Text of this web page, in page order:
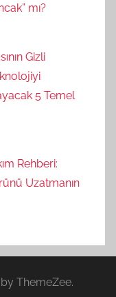
mı?
Gizli
5 Temel
Rehberi:
Uzatmanın
ThemeZee.